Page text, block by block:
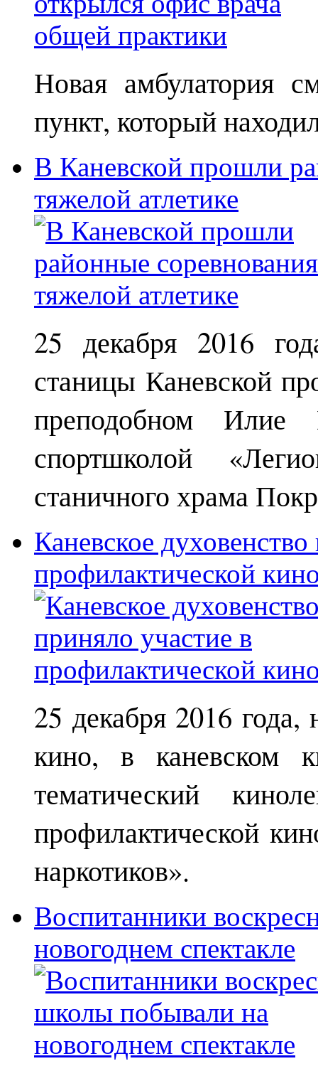
Новая амбулатория
пункт, который
В Каневской прошли
тяжелой атлетике
25 декабря 2016
станицы Каневской
преподобном Илие
спортшколой
станичного храма
Каневское
профилактической
25 декабря 2016
кино, в каневском
тематический
профилактической
наркотиков».
Воспитанники
новогоднем спектакле